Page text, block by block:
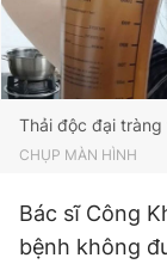
Thải độc đại
CHỤP MÀN HÌNH
Bác sĩ Công
bệnh không